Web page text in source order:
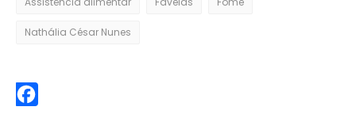
Nathália César Nunes